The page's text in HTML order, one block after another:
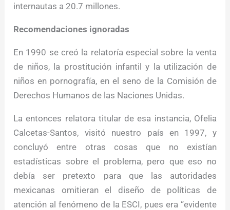
internautas a 20.7 millones.
Recomendaciones ignoradas
En 1990 se creó la relatoría especial sobre la venta
de niños, la prostitución infantil y la utilización de
niños en pornografía, en el seno de la Comisión de
Derechos Humanos de las Naciones Unidas.
La entonces relatora titular de esa instancia, Ofelia
Calcetas-Santos, visitó nuestro país en 1997, y
concluyó entre otras cosas que no existían
estadísticas sobre el problema, pero que eso no
debía ser pretexto para que las autoridades
mexicanas omitieran el diseño de políticas de
atención al fenómeno de la ESCI, pues era “evidente